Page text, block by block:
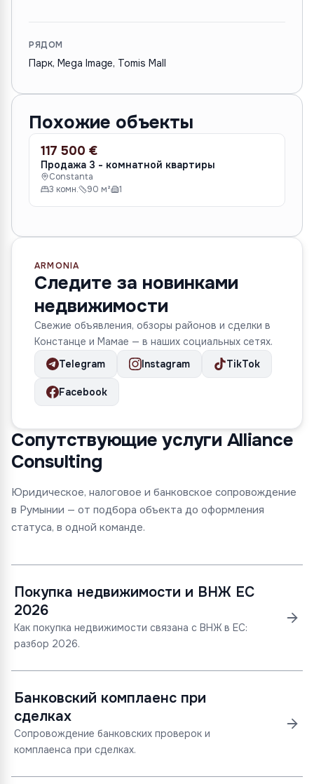
РЯДОМ
Парк, Mega Image, Tomis Mall
Похожие объекты
ПРОДАЖА
117 500 €
Продажа 3 - комнатной квартиры
Constanta
3 комн.
90 м² 1
ARMONIA
Следите за новинками
недвижимости
Свежие объявления, обзоры районов и сделки в
Констанце и Мамае — в наших социальных сетях.
Telegram
Instagram TikTok
Facebook
Сопутствующие услуги Alliance
Consulting
Юридическое, налоговое и банковское сопровождение
в Румынии — от подбора объекта до оформления
статуса, в одной команде.
Покупка недвижимости и ВНЖ ЕС
2026
Как покупка недвижимости связана с ВНЖ в ЕС:
разбор 2026.
Банковский комплаенс при
сделках
Сопровождение банковских проверок и
комплаенса при сделках.